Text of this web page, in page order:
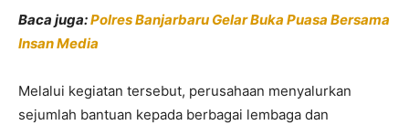
Baca juga:Polres Banjarbaru Gelar Buka Puasa Bersama
Insan Media
Melalui kegiatan tersebut, perusahaan menyalurkan
sejumlah bantuan kepada berbagai lembaga dan